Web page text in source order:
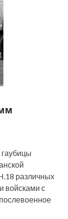
различных
войсками с